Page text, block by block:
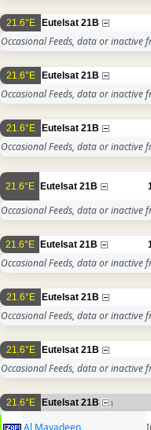
21.6°E Eutelsat 21B
Occasional Feeds, data or inactive
21.6°E Eutelsat 21B
Occasional Feeds, data or inactive
21.6°E Eutelsat 21B
Occasional Feeds, data or inactive
21.6°E Eutelsat 21B
Occasional Feeds, data or inactive
21.6°E Eutelsat 21B
Occasional Feeds, data or inactive
21.6°E Eutelsat 21B
Occasional Feeds, data or inactive
21.6°E Eutelsat 21B
Occasional Feeds, data or inactive
21.6°E Eutelsat 21B 1
Al Mayadeen